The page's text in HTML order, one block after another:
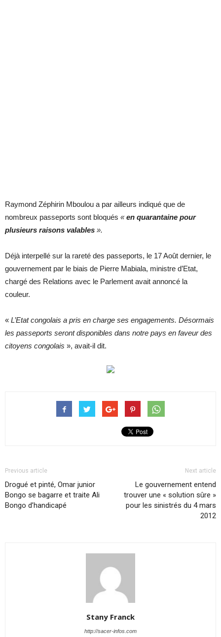
Raymond Zéphirin Mboulou a par ailleurs indiqué que de
nombreux passeports sont bloqués «en quarantaine pour
plusieurs raisons valables ».
Déjà interpellé sur la rareté des passeports, le 17 Août dernier, le
gouvernement par le biais de Pierre Mabiala, ministre d’Etat,
chargé des Relations avec le Parlement avait annoncé la
couleur.
« L’Etat congolais a pris en charge ses engagements. Désormais
les passeports seront disponibles dans notre pays en faveur des
citoyens congolais », avait-il dit.
Previous article
Drogué et pinté, Omar junior
Bongo se bagarre et traite Ali
Bongo d’handicapé
Next article
Le gouvernement entend
trouver une « solution sûre »
pour les sinistrés du 4 mars
2012
Stany Franck
http://sacer-infos.com